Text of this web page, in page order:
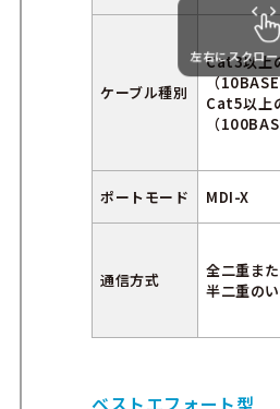
ケーブル種別
Cat3以上
（
Cat5以上
（
ポートモード MDI-X
通信方式
全二重ま
半二重の
左右にスクロ
ベストエフォート型